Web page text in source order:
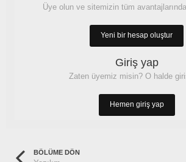
Üye olun ve sitemizin tüm
Yeni bir hesap oluştur
Giriş yap
Zaten üyemiz misin? O halde
Hemen giriş yap
BÖLÜME DÖN